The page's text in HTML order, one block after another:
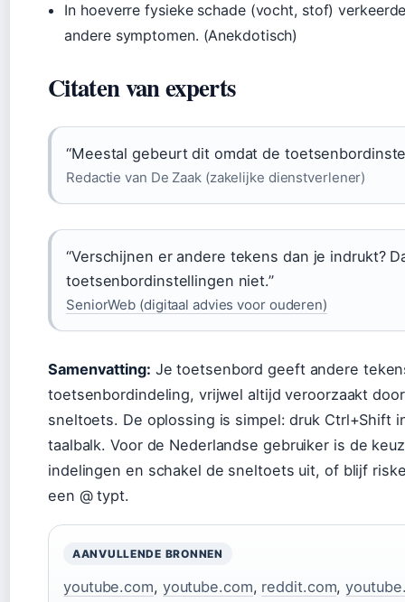
In hoeverre fysieke schade (vocht, stof)
andere symptomen. (Anekdotisch)
Citaten van experts
“Meestal gebeurt dit omdat de
Redactie van De Zaak (zakelijke dienstverlener)
“Verschijnen er andere tekens dan je indrukt?
toetsenbordinstellingen niet.”
SeniorWeb (digitaal advies voor ouderen)
Samenvatting: Je toetsenbord geeft andere
toetsenbordindeling, vrijwel altijd veroorzaakt
sneltoets. De oplossing is simpel: druk Ctrl+Shift
taalbalk. Voor de Nederlandse gebruiker is de
indelingen en schakel de sneltoets uit, of blijf
een @ typt.
AANVULLENDE BRONNEN
youtube.com, youtube.com, reddit.com,